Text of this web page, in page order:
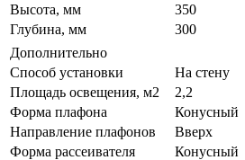
Высота, мм
350
Глубина, мм
300
Дополнительно
Способ установки
На стену
Площадь освещения, м2
2,2
Форма плафона
Конусный
Направление плафонов
Вверх
Форма рассеивателя
Конусный